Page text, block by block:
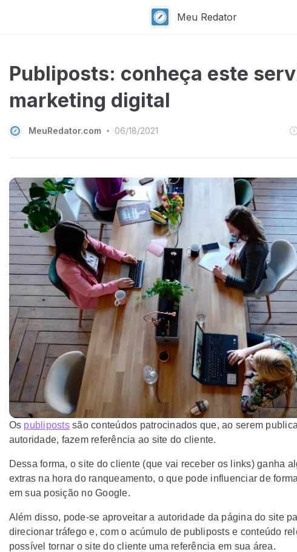
Meu Redator
Publiposts: conheça este
marketing digital
MeuRedator.com • 06/18/2021
Os publipostssão conteúdos patrocinados que, ao serem
autoridade, fazem referência ao site do cliente.
Dessa forma, o site do cliente (que vai receber os links) ganha
extras na hora do ranqueamento, o que pode influenciar de
em sua posição no Google.
Além disso, pode-se aproveitar a autoridade da página do site
direcionar tráfego e, com o acúmulo de publiposts e conteúdo
possível tornar o site do cliente uma referência em sua área.